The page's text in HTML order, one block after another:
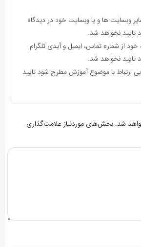
وبسایت ها و یا وبسایت خود در دیدگاه
تایید نخواهد شد.
خود از شماره تماس، ایمیل و آیدی تلگرام
تایید نخواهد شد.
ارتباط با موضوع آموزش مطرح شود تایید
شد. بخش‌های موردنیاز علامت‌گذاری